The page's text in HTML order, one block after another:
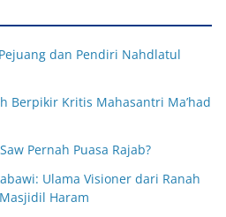
dan Pendiri Nahdlatul
Berpikir Kritis Mahasantri Ma’had
Pernah Puasa Rajab?
Ulama Visioner dari Ranah
Haram